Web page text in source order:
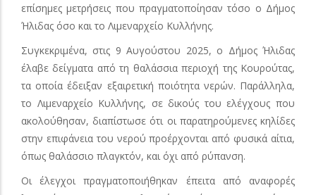
επίσημες μετρήσεις που πραγματοποίησαν τόσο ο Δήμος
Ήλιδας όσο και το Λιμεναρχείο Κυλλήνης.
Συγκεκριμένα, στις 9 Αυγούστου 2025, ο Δήμος Ήλιδας
έλαβε δείγματα από τη θαλάσσια περιοχή της Κουρούτας,
τα οποία έδειξαν εξαιρετική ποιότητα νερών. Παράλληλα,
το Λιμεναρχείο Κυλλήνης, σε δικούς του ελέγχους που
ακολούθησαν, διαπίστωσε ότι οι παρατηρούμενες κηλίδες
στην επιφάνεια του νερού προέρχονται από φυσικά αίτια,
όπως θαλάσσιο πλαγκτόν, και όχι από ρύπανση.
Οι έλεγχοι πραγματοποιήθηκαν έπειτα από αναφορές